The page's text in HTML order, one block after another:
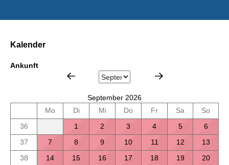
Kalender
Ankunft
September 2026
Mo
Di Mi Do Fr Sa
So
36
1 2 3 4 5
6
37
7 8 9 10 11 12
13
38
14 15 16 17 18 19
20